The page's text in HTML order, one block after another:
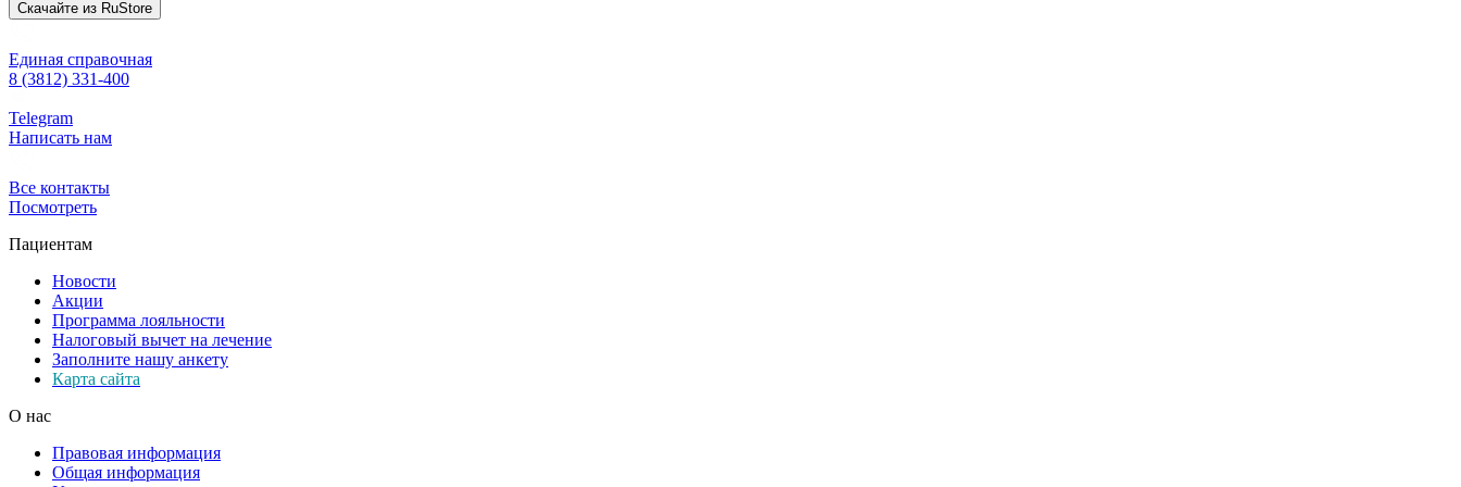
Скачайте из RuStore
Единая справочная
8 (3812) 331-400
Telegram
Написать нам
Все контакты
Посмотреть
Пациентам
Новости
Акции
Программа лояльности
Налоговый вычет на лечение
Заполните нашу анкету
Карта сайта
О нас
Правовая информация
Общая информация